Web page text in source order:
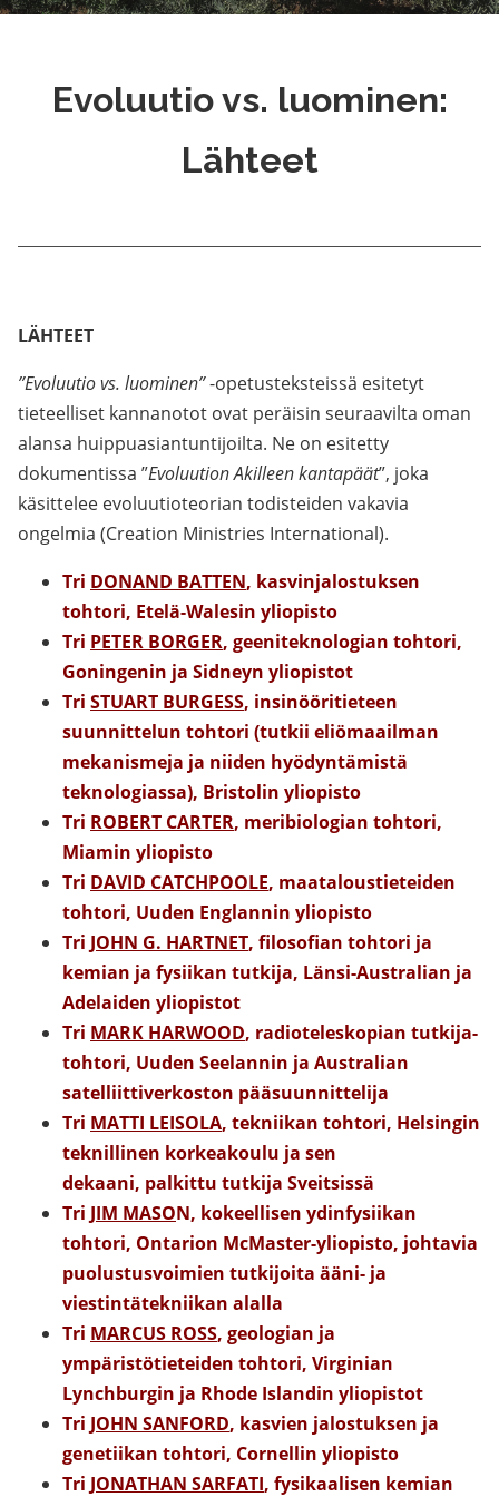
Evoluutio vs. luominen:
Lähteet
LÄHTEET
”Evoluutio vs. luominen”-opetusteksteissä esitetyt
tieteelliset kannanotot ovat peräisin seuraavilta oman
alansa huippuasiantuntijoilta. Ne on esitetty
dokumentissa ”Evoluution Akilleen kantapäät”, joka
käsittelee evoluutioteorian todisteiden vakavia
ongelmia (Creation Ministries International).
Tri DONAND BATTEN, kasvinjalostuksen
tohtori, Etelä-Walesin yliopisto
Tri PETER BORGER, geeniteknologian tohtori,
Goningenin ja Sidneyn yliopistot
Tri STUART BURGESS, insinööritieteen
suunnittelun tohtori (tutkii eliömaailman
mekanismeja ja niiden hyödyntämistä
teknologiassa), Bristolin yliopisto
Tri ROBERT CARTER, meribiologian tohtori,
Miamin yliopisto
Tri DAVID CATCHPOOLE, maataloustieteiden
tohtori, Uuden Englannin yliopisto
Tri JOHN G. HARTNET, filosofian tohtori ja
kemian ja fysiikan tutkija, Länsi-Australian ja
Adelaiden yliopistot
Tri MARK HARWOOD, radioteleskopian tutkija-
tohtori, Uuden Seelannin ja Australian
satelliittiverkoston pääsuunnittelija
Tri MATTI LEISOLA, tekniikan tohtori, Helsingin
teknillinen korkeakoulu ja sen
dekaani, palkittu tutkija Sveitsissä
Tri JIM MASON, kokeellisen ydinfysiikan
tohtori, Ontarion McMaster-yliopisto, johtavia
puolustusvoimien tutkijoita ääni- ja
viestintätekniikan alalla
Tri MARCUS ROSS, geologian ja
ympäristötieteiden tohtori, Virginian
Lynchburgin ja Rhode Islandin yliopistot
Tri JOHN SANFORD, kasvien jalostuksen ja
genetiikan tohtori, Cornellin yliopisto
Tri JONATHAN SARFATI, fysikaalisen kemian